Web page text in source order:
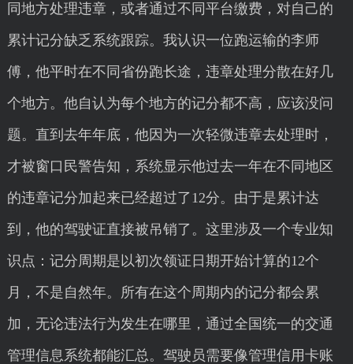
同地方处理违章，或者通过不同平台缴费，对自己的
累计记分缺乏系统跟踪。我认识一位跑运输的李师
傅，他平时在不同省份跑长途，违章处理分散在好几
个地方。他自认为每个地方的记分都不高，应该没问
题。直到去年年底，他因为一次轻微违章去处理时，
才被窗口民警告知，系统显示他过去一年在不同地区
的违章记分加起来已经超过了12分。由于是累计达
到，他的驾驶证直接被吊销了。这里涉及一个专业知
识点：记分周期是以初次领证日期开始计算的12个
月，不是自然年。所有在这个周期内的记分都会累
加，无论违法行为发生在哪里，通过全国统一的交通
管理信息系统都能汇总。驾驶员需要像管理信用卡账